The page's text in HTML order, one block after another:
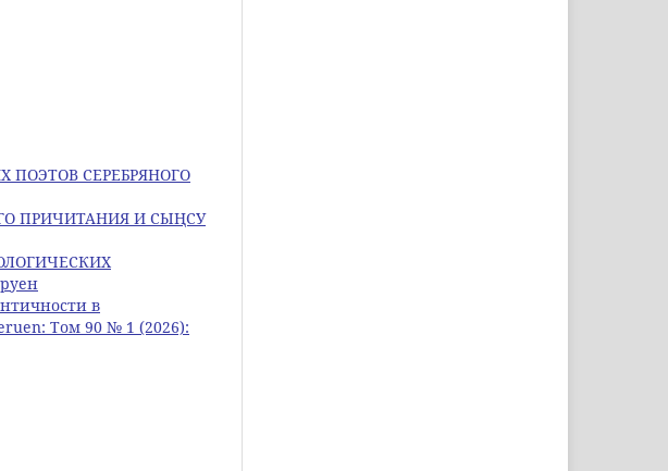
ПОЭТОВ СЕРЕБРЯНОГО
ПРИЧИТАНИЯ И СЫҢСУ
в
Том 90 № 1 (2026):